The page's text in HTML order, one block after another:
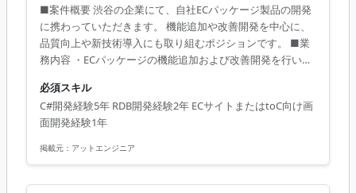
■案件概要 渋谷の企業にて、自社ECパッケージ製品の開発
に携わっていただきます。 機能追加や改善開発を中心に、
品質向上や新技術導入にも取り組むポジションです。 ■業
務内容 ・ECパッケージの機能追加および改善開発を行いま
す。 ・スキルに応じて設計から実装、リーダー業務まで担
当します。 ■開発環境 C#, .NET, ASP, SQL Server, Oracle,
AWS, Azure, GitHub Copilot
必須スキル
C#開発経験5年 RDB開発経験2年 ECサイトまたはtoC向け画
面開発経験1年
掲載元： アットエンジニア